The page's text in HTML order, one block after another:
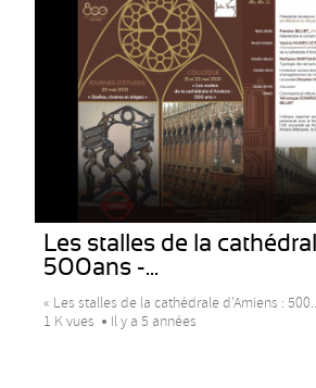
Les stalles de la
500ans -...
« Les stalles de la cathédrale d’Amiens :
1 K vues
Il y a 5 années